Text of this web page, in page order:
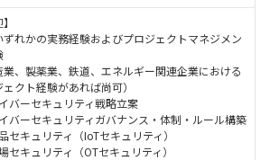
ずれかの実務経験およびプロジェクトマネジメン
業、製薬業、鉄道、エネルギー関連企業における
クト経験があれば尚可）
バーセキュリティ戦略立案
バーセキュリティガバナンス・体制・ルール構築
セキュリティ（IoTセキュリティ）
セキュリティ（OTセキュリティ）